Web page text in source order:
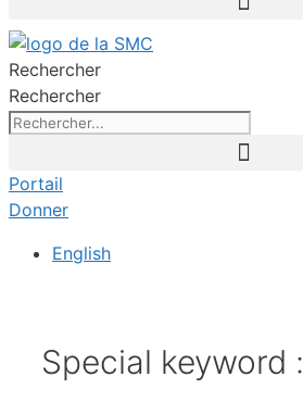
Rechercher
Rechercher
Portail
Donner
English
Special keyword :